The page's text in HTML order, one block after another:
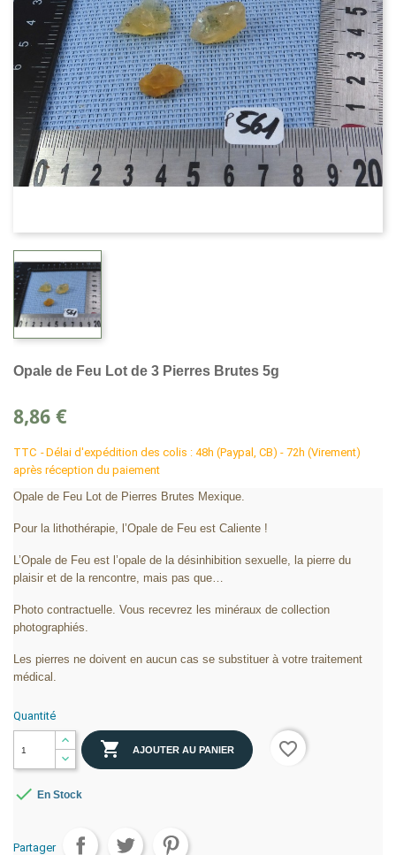
Opale de Feu Lot de 3 Pierres Brutes 5g
8,86 €
TTC
Délai d'expédition des colis : 48h (Paypal, CB) - 72h (Virement)
après réception du paiement
Opale de Feu Lot de Pierres Brutes Mexique.
Pour la lithothérapie, l’Opale de Feu est Caliente !
L’Opale de Feu est l’opale de la désinhibition sexuelle, la pierre du
plaisir et de la rencontre, mais pas que…
Photo contractuelle. Vous recevrez les minéraux de collection
photographiés.
Les pierres ne doivent en aucun cas se substituer à votre traitement
médical.
Quantité
 AJOUTER AU PANIER favorite_border
 En Stock
Partager